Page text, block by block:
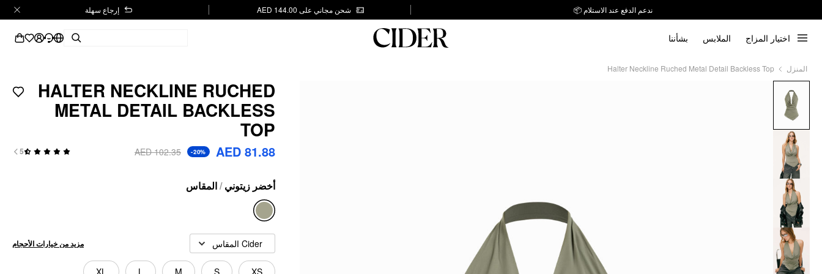
توصيل خلال 7 أيام إلى جميع دول الخليج
شحن مجاني على AED 144.00 إرجاع سهلة
اختيار المزاج الملابس بشأننا
المنزل Halter Neckline Ruched Metal Detail Backless Top
HALTER NECKLINE RUCHED
METAL DETAIL BACKLESS
TOP
AED 81.88
-20%
AED 102.35
5
أخضر زيتوني /المقاس
Cider المقاس مزيد من خيارات الأحجام
XS
S
M
L
XL